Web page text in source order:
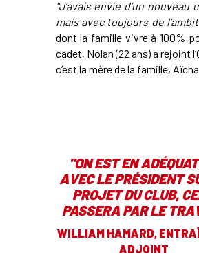
"J’avais envie d’un
mais avec toujours de
dont la famille vivre à 100%
cadet, Nolan (22 ans) a rejoint
c’est la mère de la famille,
"ON EST EN
AVEC LE PRÉSIDENT
PROJET DU CLUB,
PASSERA PAR LE
WILLIAM HAMARD,
ADJOINT